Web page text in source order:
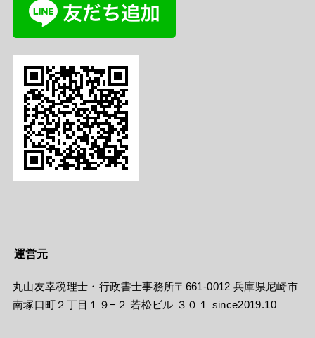
運営元
丸山友幸税理士・行政書士事務所〒661-0012 兵庫県尼崎市
南塚口町２丁目１９−２ 若松ビル ３０１ since2019.10